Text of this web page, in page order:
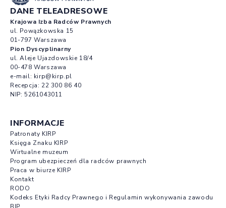
DANE TELEADRESOWE
Krajowa Izba Radców Prawnych
ul. Powązkowska 15
01-797 Warszawa
Pion Dyscyplinarny
ul. Aleje Ujazdowskie 18/4
00-478 Warszawa
e-mail: kirp@kirp.pl
Recepcja: 22 300 86 40
NIP: 5261043011
INFORMACJE
Patronaty KIRP
Księga Znaku KIRP
Wirtualne muzeum
Program ubezpieczeń dla radców prawnych
Praca w biurze KIRP
Kontakt
RODO
Kodeks Etyki Radcy Prawnego i Regulamin wykonywania zawodu
BIP